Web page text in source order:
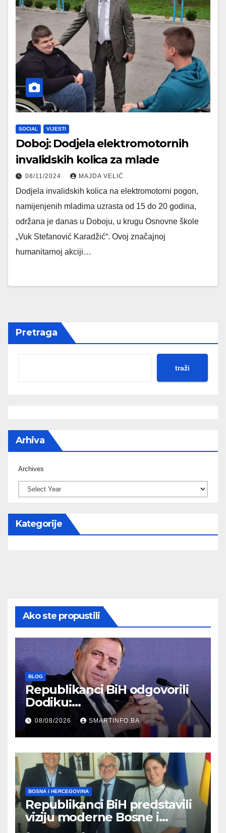
SOCIAL VIJESTI
Doboj: Dodjela elektromotornih
invalidskih kolica za mlade
08/11/2024 MAJDA VELIĆ
Dodjela invalidskih kolica na elektromotorni pogon,
namijenjenih mladima uzrasta od 15 do 20 godina,
održana je danas u Doboju, u krugu Osnovne škole
„Vuk Stefanović Karadžić“. Ovoj značajnoj
humanitarnoj akciji…
Pretraga
traži
Arhiva
Archives
Kategorije
Ako ste propustili
BLOG
Republikanci BiH odgovorili
Dodiku:
Bosanskohercegovačka
kultura postoji i pripada svim
građanima
08/08/2026 SMARTINFO.BA
BOSNA I HERCEGOVINA
Republikanci BiH predstavili
viziju moderne Bosne i
Hercegovine ambasadoru